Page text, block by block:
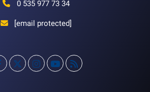
0 535 977 73 34
[email protected]